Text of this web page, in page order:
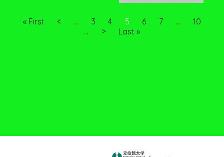
« First < ... 3 4 5 6 7 ...
10
...
> Last »